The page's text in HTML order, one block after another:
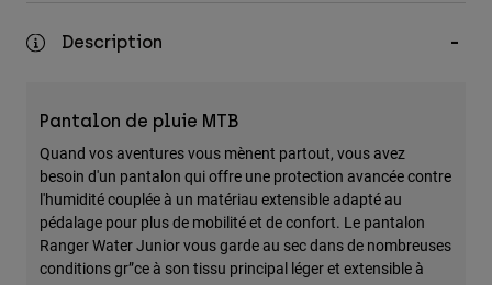
Chapeaux et Casquettes
Voir tout
Description
Pantalon de pluie MTB
Quand vos aventures vous mènent partout, vous avez
besoin d'un pantalon qui offre une protection avancée contre
l'humidité couplée à un matériau extensible adapté au
pédalage pour plus de mobilité et de confort. Le pantalon
Ranger Water Junior vous garde au sec dans de nombreuses
conditions gr”ce à son tissu principal léger et extensible à